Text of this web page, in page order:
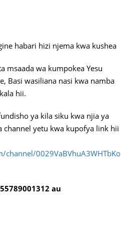
habari hizi njema kwa kushea
msaada wa kumpokea Yesu
Basi wasiliana nasi kwa namba
hii.
ya kila siku kwa njia ya
channel yetu kwa kupofya link hii
channel/0029VaBVhuA3WHTbKo
au